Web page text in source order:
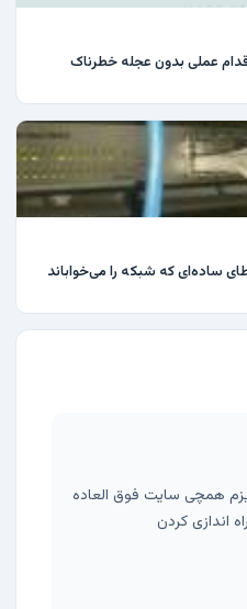
همچی سایت فوق العاده
اندازی کردن